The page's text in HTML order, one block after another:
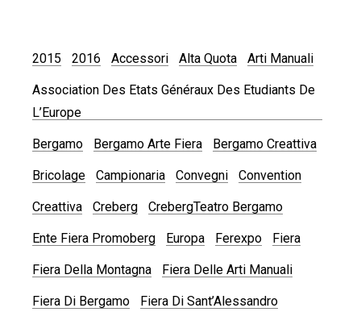
2015 2016 Accessori Alta Quota Arti Manuali
Association Des Etats Généraux Des Etudiants De
L’Europe
Bergamo Bergamo Arte Fiera Bergamo Creattiva
Bricolage Campionaria Convegni Convention
Creattiva Creberg CrebergTeatro Bergamo
Ente Fiera Promoberg Europa Ferexpo Fiera
Fiera Della Montagna Fiera Delle Arti Manuali
Fiera Di Bergamo Fiera Di Sant’Alessandro